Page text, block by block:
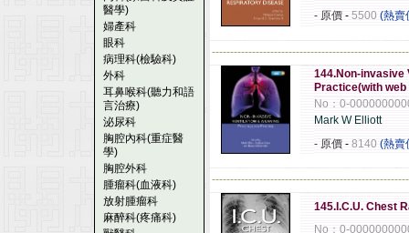
醫學)
婦產科
眼科
病理科(檢驗科)
外科
耳鼻喉科(聽力和語
言治療)
泌尿科
胸腔內科(重症醫
學)
胸腔外科
腫瘤科(血液科)
放射腫瘤科
麻醉科(疼痛科)
- 原價 - 5500 (熱賣
144.Non-invasive
Practice(with
No：0-
Mark W Elliott
- 原價 - 8140 (熱賣
145.I.C.U. Chest
No：0-